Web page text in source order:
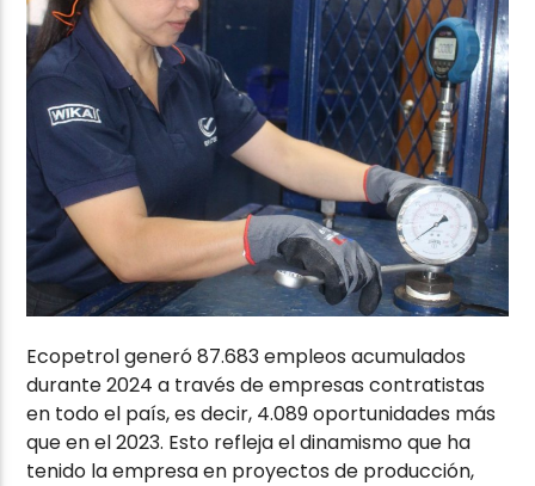
Ecopetrol generó 87.683 empleos acumulados
durante 2024 a través de empresas contratistas
en todo el país, es decir, 4.089 oportunidades más
que en el 2023. Esto refleja el dinamismo que ha
tenido la empresa en proyectos de producción,